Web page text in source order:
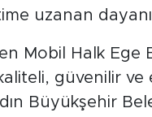
uzanan
Mobil Halk Ege
güvenilir ve
Büyükşehir